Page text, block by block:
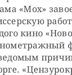
«Мох»
кино